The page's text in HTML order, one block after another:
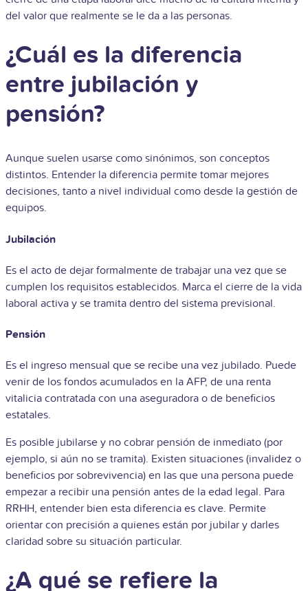
del valor que realmente se le da a las personas.
¿Cuál es la diferencia
entre jubilación y
pensión?
Aunque suelen usarse como sinónimos, son conceptos
distintos. Entender la diferencia permite tomar mejores
decisiones, tanto a nivel individual como desde la gestión de
equipos.
Jubilación
Es el acto de dejar formalmente de trabajar una vez que se
cumplen los requisitos establecidos. Marca el cierre de la vida
laboral activa y se tramita dentro del sistema previsional.
Pensión
Es el ingreso mensual que se recibe una vez jubilado. Puede
venir de los fondos acumulados en la AFP, de una renta
vitalicia contratada con una aseguradora o de beneficios
estatales.
Es posible jubilarse y no cobrar pensión de inmediato (por
ejemplo, si aún no se tramita). Existen situaciones (invalidez o
beneficios por sobrevivencia) en las que una persona puede
empezar a recibir una pensión antes de la edad legal. Para
RRHH, entender bien esta diferencia es clave. Permite
orientar con precisión a quienes están por jubilar y darles
claridad sobre su situación particular.
¿A qué se refiere la